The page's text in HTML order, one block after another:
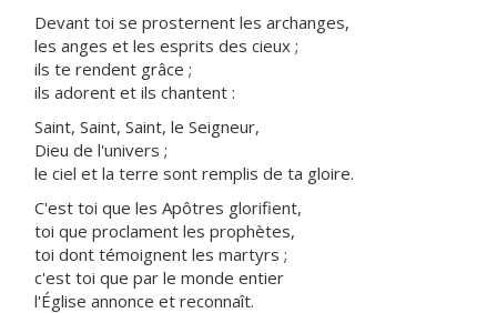
Devant toi se prosternent les archanges,
les anges et les esprits des cieux ;
ils te rendent grâce ;
ils adorent et ils chantent :
Saint, Saint, Saint, le Seigneur,
Dieu de l'univers ;
le ciel et la terre sont remplis de ta gloire.
C'est toi que les Apôtres glorifient,
toi que proclament les prophètes,
toi dont témoignent les martyrs ;
c'est toi que par le monde entier
l'Église annonce et reconnaît.